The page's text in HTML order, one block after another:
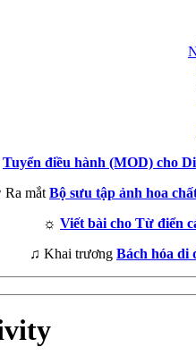
Tuyển điều hành (MOD) cho
Ra mắt Bộ sưu tập ảnh hoa
☼ Viết bài cho Từ điển
♫ Khai trương Bách hóa di